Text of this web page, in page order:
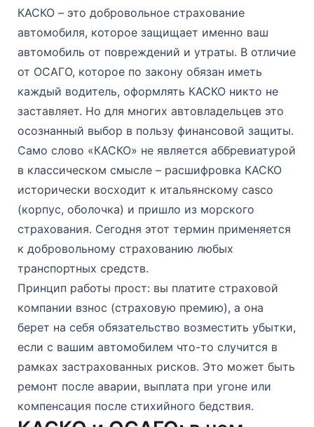
КАСКО – это добровольное страхование
автомобиля, которое защищает именно ваш
автомобиль от повреждений и утраты. В отличие
от ОСАГО, которое по закону обязан иметь
каждый водитель, оформлять КАСКО никто не
заставляет. Но для многих автовладельцев это
осознанный выбор в пользу финансовой защиты.
Само слово «КАСКО» не является аббревиатурой
в классическом смысле – расшифровка КАСКО
исторически восходит к итальянскому casco
(корпус, оболочка) и пришло из морского
страхования. Сегодня этот термин применяется
к добровольному страхованию любых
транспортных средств.
Принцип работы прост: вы платите страховой
компании взнос (страховую премию), а она
берет на себя обязательство возместить убытки,
если с вашим автомобилем что-то случится в
рамках застрахованных рисков. Это может быть
ремонт после аварии, выплата при угоне или
компенсация после стихийного бедствия.